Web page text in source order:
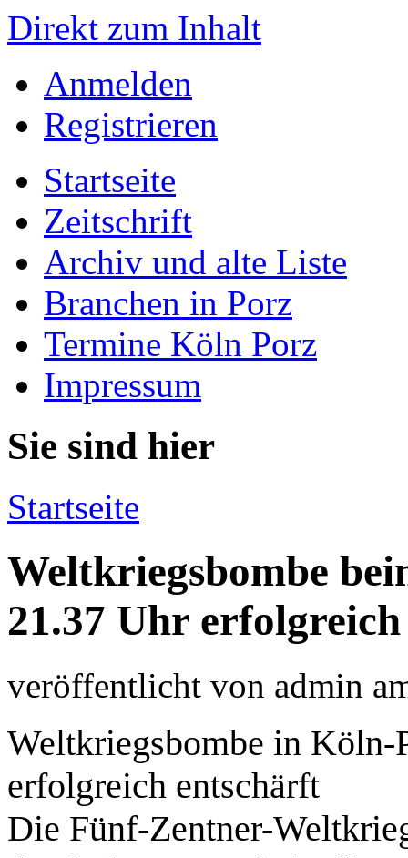
Direkt zum Inhalt
Anmelden
Registrieren
Startseite
Zeitschrift
Archiv und alte Liste
Branchen in Porz
Termine Köln Porz
Impressum
Sie sind hier
Startseite
Weltkriegsbombe
21.37 Uhr
veröffentlicht von admin
Weltkriegsbombe in Köln-
erfolgreich entschärft
Die Fünf-Zentner-